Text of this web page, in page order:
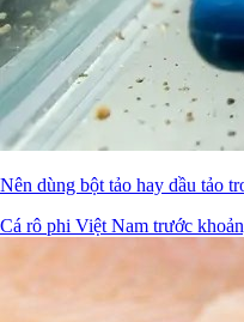
Nên dùng bột tảo hay dầu tảo
Cá rô phi Việt Nam trước